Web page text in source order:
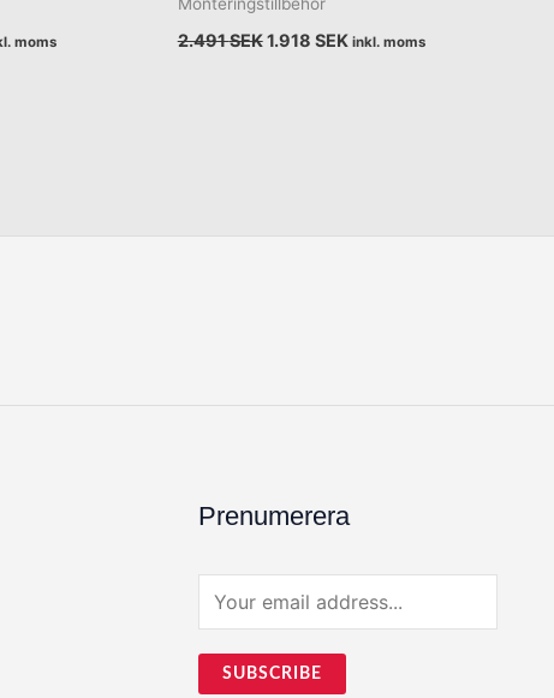
moms 2.491SEK1.918 SEK inkl. moms
Prenumerera
m
a
SUBSCRIBE